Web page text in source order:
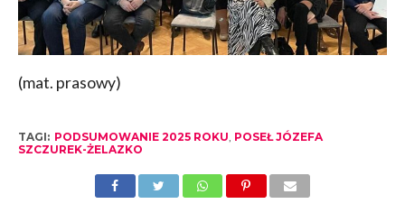
(mat. prasowy)
TAGI: PODSUMOWANIE 2025 ROKU, POSEŁ JÓZEFA
SZCZUREK-ŻELAZKO